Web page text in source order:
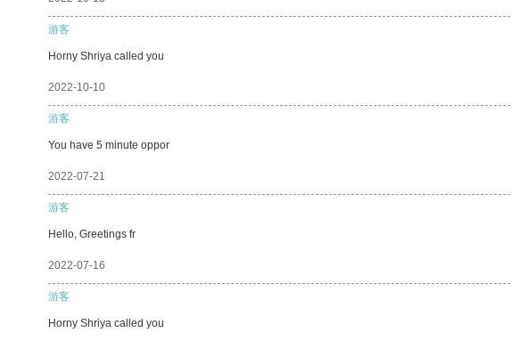
游客
Horny Shriya called you
2022-10-10
游客
You have 5 minute oppor
2022-07-21
游客
Hello, Greetings fr
2022-07-16
游客
Horny Shriya called you